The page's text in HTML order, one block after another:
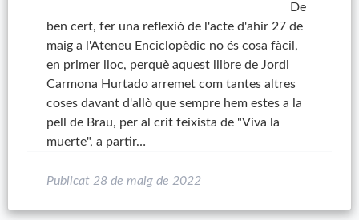
De
ben cert, fer una reflexió de l'acte d'ahir 27 de
maig a l'Ateneu Enciclopèdic no és cosa fàcil,
en primer lloc, perquè aquest llibre de Jordi
Carmona Hurtado arremet com tantes altres
coses davant d'allò que sempre hem estes a la
pell de Brau, per al crit feixista de "Viva la
muerte", a partir…
Publicat 28 de maig de 2022